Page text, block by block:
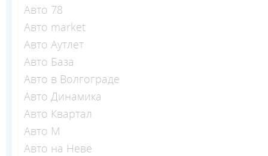
Авто 78
Авто market
Авто Аутлет
Авто База
Авто в Волгограде
Авто Динамика
Авто Квартал
Авто М
Авто на Неве